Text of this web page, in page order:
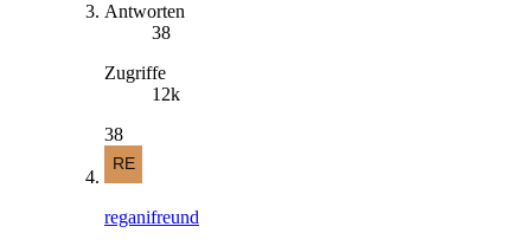
Antworten
38
Zugriffe
12k
38
reganifreund